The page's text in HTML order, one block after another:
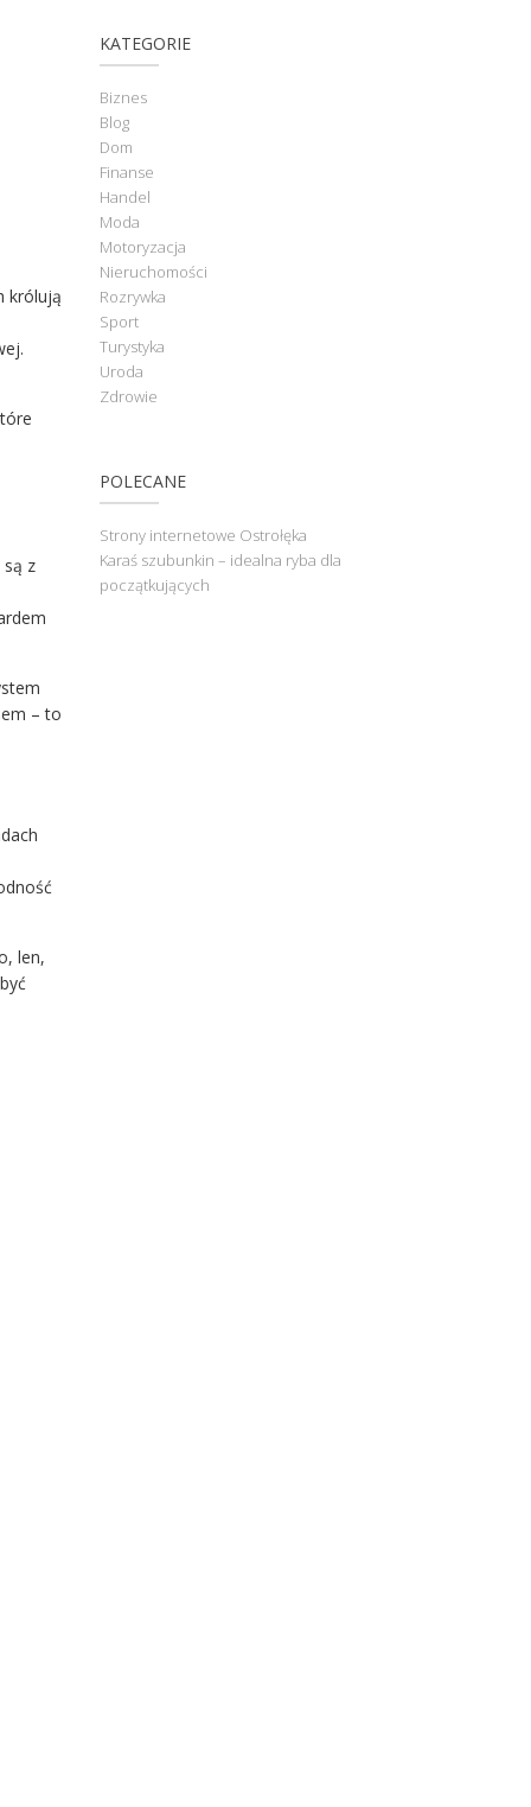
królują
z
– to
len,
KATEGORIE
Biznes
Blog
Dom
Finanse
Handel
Moda
Motoryzacja
Nieruchomości
Rozrywka
Sport
Turystyka
Uroda
Zdrowie
POLECANE
Strony internetowe Ostrołęka
Karaś szubunkin – idealna ryba dla
początkujących